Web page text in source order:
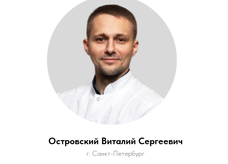
г. Санкт-Петербург
Островский Виталий Сергеевич